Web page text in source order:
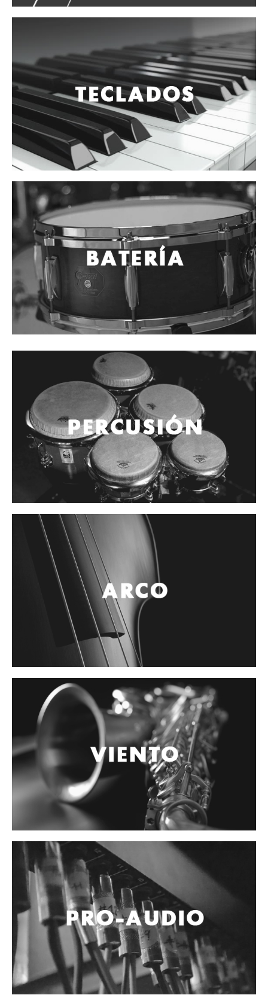
Instrumento alámbrico
Inalámbrico diadema y solapa
Inalámbrico para instrumento
Estudio
Corro y escenario
Instalaciones
Cámara, computadora y celular
Pedestales y soportes
Accesorios
Cables
Audio Profesional
Columnas pasivas
Columnas activas
Amplificadores
Consolas mezcladoras
Procesadores y efectos
Monitores de estudio
Interfaz para grabación
Audífonos y monitoreo personal
Estantes y soportes
Instalaciones y publicidad
Accesorios
Controladores
Tornamesa
Mezcladora
Interfaz
Agujas
Audifonos
Accesorios
Luces y Escenario
Maquinas de humo y escenario
Controladores
Cables y Conectores
Instrumento
Parlante
Video y USB
Espigas y conectores
Accesorios
Otros Instrumentos de Cuerdas
Ukulele
Mandolina
Mariachi